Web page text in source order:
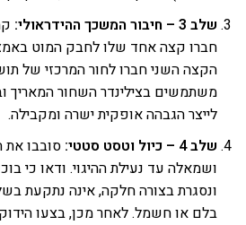
שלב 3 – חיבור המשכך ההידראולי:
חברו קצה אחד שלו לחבק המוט
משתמשים בצילינדר השחור המאריך
לייצר הגבהה אופקית ישרה ומקבילה.
שלב 4 – כיול וטסט סטטי:
סובבו את
ושמאלה עד נעילת ההיגוי. ודאו כי
ונסגרת בצורה חלקה, אינה נתקעת
בלם או חשמל. לאחר מכן, בצעו